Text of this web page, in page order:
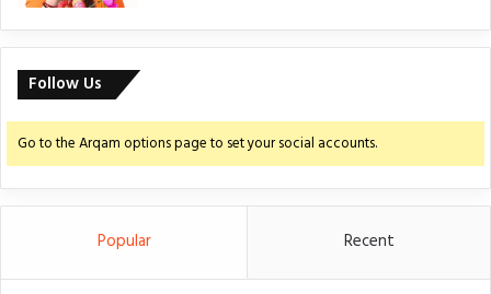
Follow Us
Go to the Arqam options page to set your social accounts.
Popular Recent